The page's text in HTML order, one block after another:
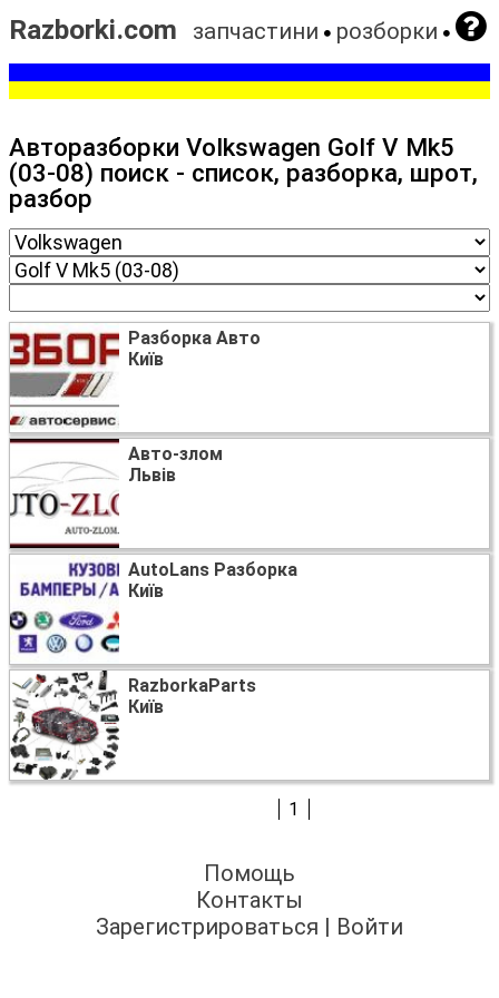
Razborki.com запчастини розборки
Авторазборки Volkswagen Golf V Mk5
(03-08) поиск - список, разборка, шрот,
разбор
Разборка Авто
Київ
Авто-злом
Львів
AutoLans Разборка
Київ
RazborkaParts
Київ
1
Помощь
Контакты
Зарегистрироваться | Войти